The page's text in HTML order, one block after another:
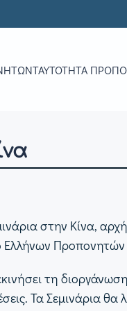
ΤΑΥΤΌΤΗΤΑ
στην Κίνα,
Ελλήνων
τη
Τα Σεμινάρια